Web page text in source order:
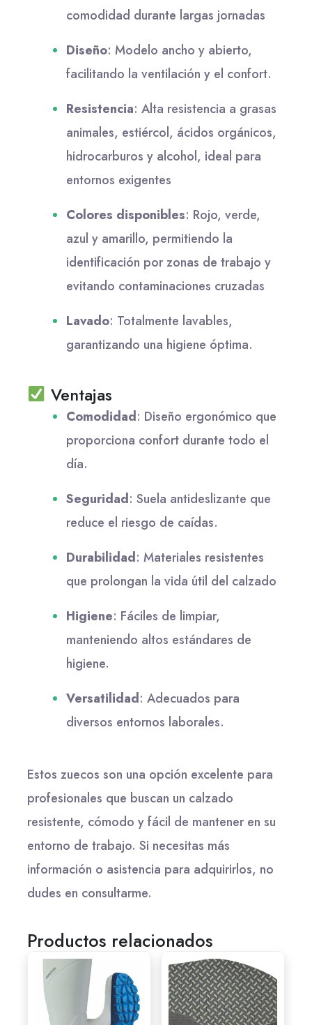
comodidad durante largas jornadas
Diseño: Modelo ancho y abierto,
facilitando la ventilación y el confort.
Resistencia: Alta resistencia a grasas
animales, estiércol, ácidos orgánicos,
hidrocarburos y alcohol, ideal para
entornos exigentes
Colores disponibles: Rojo, verde,
azul y amarillo, permitiendo la
identificación por zonas de trabajo y
evitando contaminaciones cruzadas
Lavado: Totalmente lavables,
garantizando una higiene óptima.
Ventajas
Comodidad: Diseño ergonómico que
proporciona confort durante todo el
día.
Seguridad: Suela antideslizante que
reduce el riesgo de caídas.
Durabilidad: Materiales resistentes
que prolongan la vida útil del calzado
Higiene: Fáciles de limpiar,
manteniendo altos estándares de
higiene.
Versatilidad: Adecuados para
diversos entornos laborales.
Estos zuecos son una opción excelente para
profesionales que buscan un calzado
resistente, cómodo y fácil de mantener en su
entorno de trabajo. Si necesitas más
información o asistencia para adquirirlos, no
dudes en consultarme.
Productos relacionados